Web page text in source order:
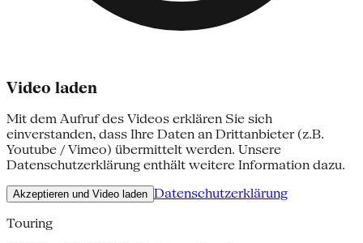
Video laden
Mit dem Aufruf des Videos erklären Sie sich
einverstanden, dass Ihre Daten an Drittanbieter (z.B.
Youtube / Vimeo) übermittelt werden. Unsere
Datenschutzerklärung enthält weitere Information dazu.
Akzeptieren und Video laden Datenschutzerklärung
Touring